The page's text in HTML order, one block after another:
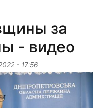
за
- видео
- 17:56